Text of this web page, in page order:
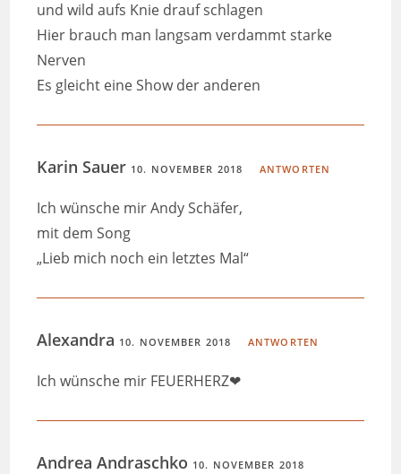
und wild aufs Knie drauf schlagen
Hier brauch man langsam verdammt starke
Nerven
Es gleicht eine Show der anderen
Karin Sauer 10. NOVEMBER 2018 ANTWORTEN
Ich wünsche mir Andy Schäfer,
mit dem Song
„Lieb mich noch ein letztes Mal“
Alexandra 10. NOVEMBER 2018 ANTWORTEN
Ich wünsche mir FEUERHERZ❤
Andrea Andraschko 10. NOVEMBER 2018